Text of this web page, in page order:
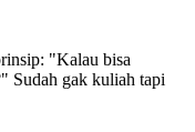
"Kalau bisa
Sudah gak kuliah tapi